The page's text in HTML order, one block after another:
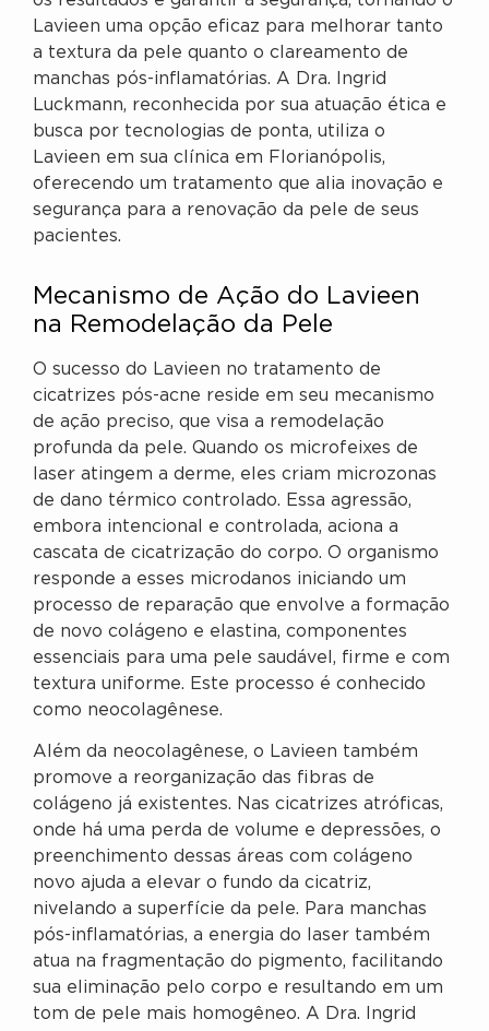
Lavieen uma opção eficaz para melhorar tanto
a textura da pele quanto o clareamento de
manchas pós-inflamatórias. A Dra. Ingrid
Luckmann, reconhecida por sua atuação ética e
busca por tecnologias de ponta, utiliza o
Lavieen em sua clínica em Florianópolis,
oferecendo um tratamento que alia inovação e
segurança para a renovação da pele de seus
pacientes.
Mecanismo de Ação do Lavieen
na Remodelação da Pele
O sucesso do Lavieen no tratamento de
cicatrizes pós-acne reside em seu mecanismo
de ação preciso, que visa a remodelação
profunda da pele. Quando os microfeixes de
laser atingem a derme, eles criam microzonas
de dano térmico controlado. Essa agressão,
embora intencional e controlada, aciona a
cascata de cicatrização do corpo. O organismo
responde a esses microdanos iniciando um
processo de reparação que envolve a formação
de novo colágeno e elastina, componentes
essenciais para uma pele saudável, firme e com
textura uniforme. Este processo é conhecido
como neocolagênese.
Além da neocolagênese, o Lavieen também
promove a reorganização das fibras de
colágeno já existentes. Nas cicatrizes atróficas,
onde há uma perda de volume e depressões, o
preenchimento dessas áreas com colágeno
novo ajuda a elevar o fundo da cicatriz,
nivelando a superfície da pele. Para manchas
pós-inflamatórias, a energia do laser também
atua na fragmentação do pigmento, facilitando
sua eliminação pelo corpo e resultando em um
tom de pele mais homogêneo. A Dra. Ingrid